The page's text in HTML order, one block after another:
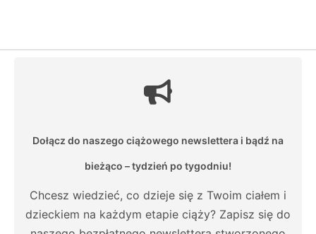
Dołącz do naszego ciążowego newslettera i bądź na
bieżąco – tydzień po tygodniu!
Chcesz wiedzieć, co dzieje się z Twoim ciałem i
dzieckiem na każdym etapie ciąży? Zapisz się do